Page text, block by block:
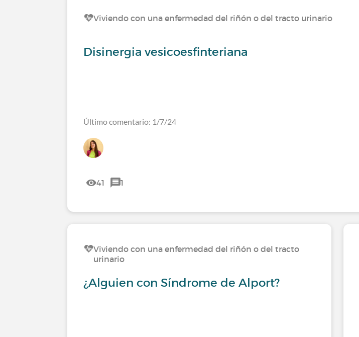
Viviendo con una enfermedad del riñón o del tracto urinario
Disinergia vesicoesfinteriana
Último comentario: 1/7/24
41 1
Viviendo con una enfermedad del riñón o del tracto
urinario
¿Alguien con Síndrome de Alport?